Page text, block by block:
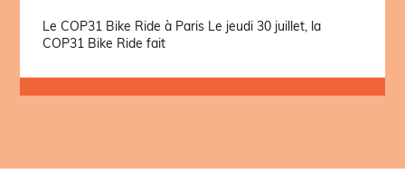
Le COP31 Bike Ride à Paris Le jeudi 30 juillet, la
COP31 Bike Ride fait